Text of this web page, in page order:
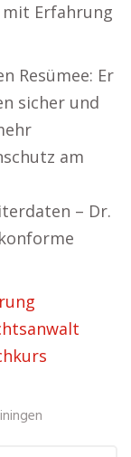
mit Erfahrung
Resümee: Er
sicher und
am
– Dr.